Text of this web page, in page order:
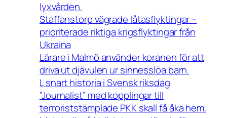
lyxvården.
Staffanstorp vägrade låtasflyktingar –
prioriterade riktiga krigsflyktingar från
Ukraina
Lärare i Malmö använder koranen för att
driva ut djävulen ur sinnesslöa barn.
L snart historia i Svensk riksdag
”Journalist” med kopplingar till
terroriststämplade PKK skall få åka hem.